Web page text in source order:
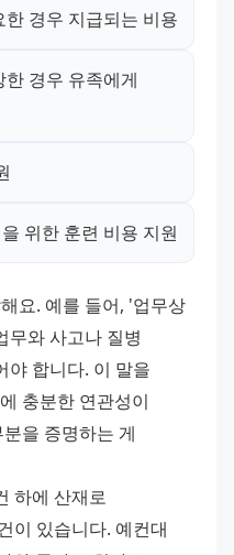
경우 지급되는 비용
경우 유족에게
위한 훈련 비용 지원
요. 예를 들어, '업무상
무와 사고나 질병
야 합니다. 이 말을
충분한 연관성이
을 증명하는 게
하에 산재로
이 있습니다. 예컨대